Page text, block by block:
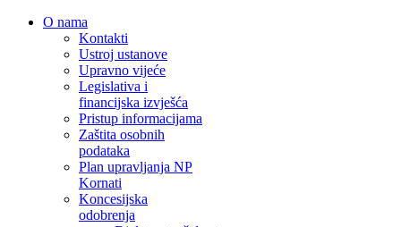
O nama
Kontakti
Ustroj ustanove
Upravno vijeće
Legislativa i
financijska izvješća
Pristup informacijama
Zaštita osobnih
podataka
Plan upravljanja NP
Kornati
Koncesijska
odobrenja